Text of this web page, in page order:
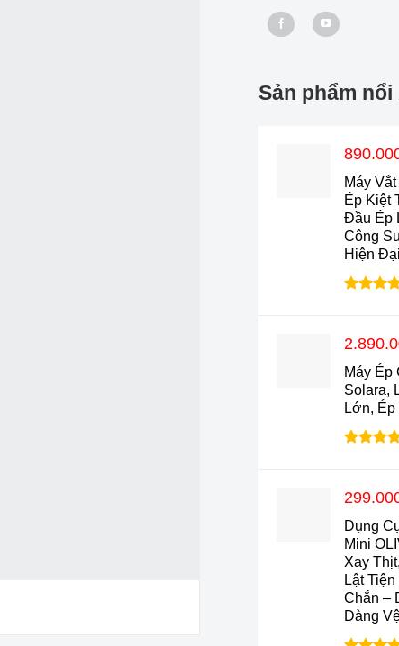
Sản phẩm nổi
Máy
Ép Kiệt
Đầu Ép
Công
Hiện Đại
Giá
là:
Giá
tại
là:
Máy Ép
Solara,
Lớn,
Giá
là:
Giá
tại
là:
Dụng
Mini
Xay
Lật
Chắn –
Dàng
Giá
là:
Giá
tại
là: